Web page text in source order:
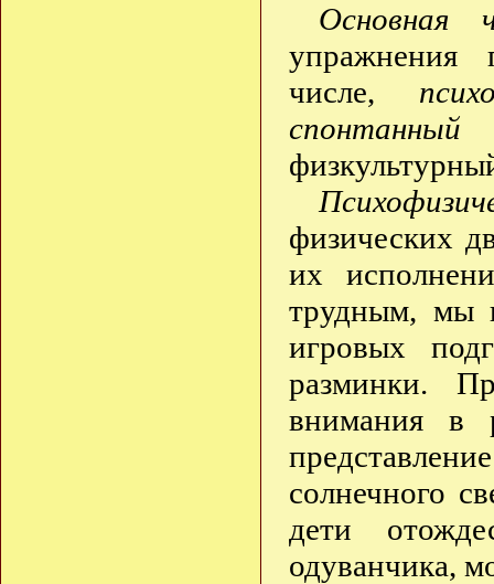
Основная
упражнения
числе,
спонтанный
физических
их
трудным, мы
игровых
разминки.
внимания в
солнечного
дети
одуванчика,